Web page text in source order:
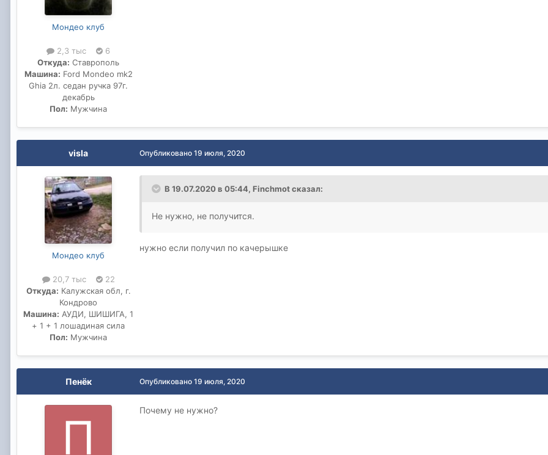
Мондео клуб
2,3 тыс
6
Откуда: Ставрополь
Машина: Ford Mondeo mk2
Ghia 2л. седан ручка 97г.
декабрь
Пол: Мужчина
visla
Мондео клуб
20,7 тыс
22
Откуда: Калужская обл, г.
Кондрово
Машина: АУДИ, ШИШИГА, 1
+ 1 + 1 лошадиная сила
Пол: Мужчина
Опубликовано 19 июля, 2020
В 19.07.2020 в 05:44, Finchmotсказал:
Не нужно, не получится.
нужно если получил по качерышке
Пенёк Опубликовано 19 июля, 2020
Почему не нужно?